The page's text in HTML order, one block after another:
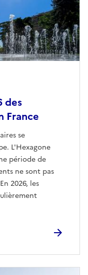
des
France
se
L'Hexagone
période de
ne sont pas
2026, les